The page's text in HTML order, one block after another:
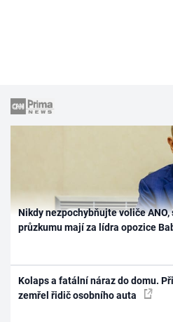
Nikdy nezpochybňujte voliče ANO,
průzkumu mají za lídra opozice
Kolaps a fatální náraz do domu.
zemřel řidič osobního auta